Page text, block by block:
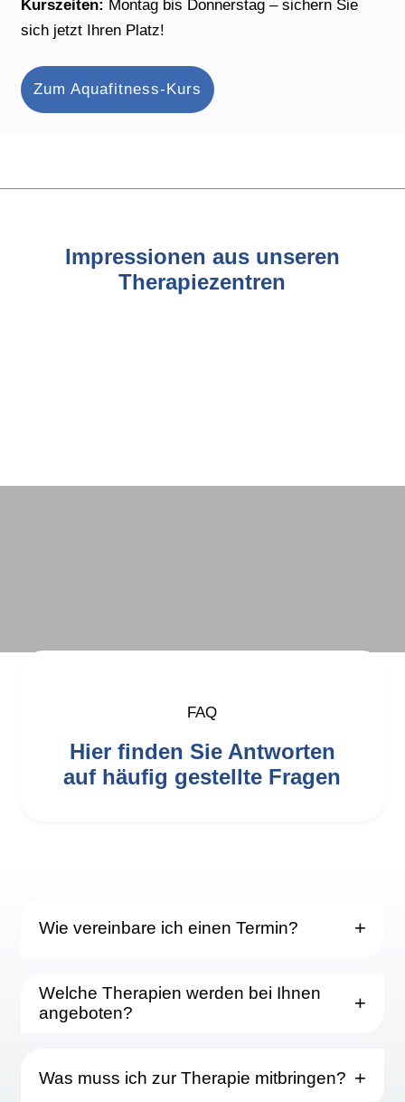
Kurszeiten: Montag bis Donnerstag – sichern Sie
sich jetzt Ihren Platz!
Zum Aquafitness-Kurs
Impressionen aus unseren
Therapiezentren
FAQ
Hier finden Sie Antworten
auf häufig gestellte Fragen
Wie vereinbare ich einen Termin?
Welche Therapien werden bei Ihnen
angeboten?
Was muss ich zur Therapie mitbringen?